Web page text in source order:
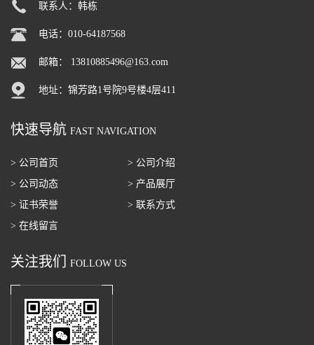
联系人：韩栋
电话：010-64187568
邮箱： 13810885496@163.com
地址：锦芳路1号院9号楼4层411
快速导航 FAST NAVIGATION
> 公司首页
> 公司介绍
> 公司动态
> 产品展厅
> 证书荣誉
> 联系方式
> 在线留言
关注我们 FOLLOW US